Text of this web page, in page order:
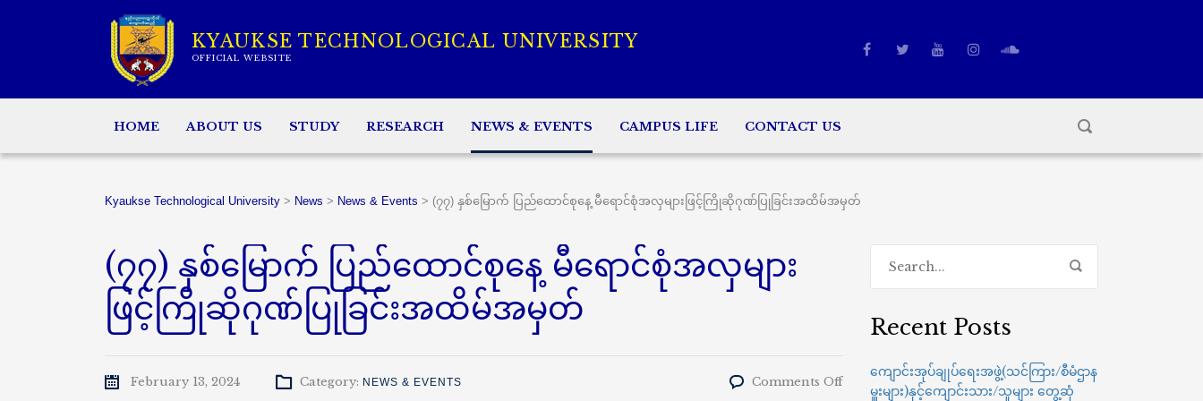
KYAUKSE TECHNOLOGICAL UNIVERSITY
OFFICIAL WEBSITE
HOME ABOUT US STUDY RESEARCH NEWS & EVENTS CAMPUS LIFE CONTACT US
Kyaukse Technological University > News > News & Events > (၇၇) နှစ်မြောက် ပြည်ထောင်စုနေ့ မီရောင်စုံအလှများဖြင့်ကြိုဆိုဂုဏ်ပြုခြင်းအထိမ်အမှတ်
(၇၇) နှစ်မြောက် ပြည်ထောင်စုနေ့ မီရောင်စုံအလှများ
ဖြင့်ကြိုဆိုဂုဏ်ပြုခြင်းအထိမ်အမှတ်
February 13, 2024 Category: NEWS & EVENTS Comments Offon
Recent Posts
ကျောင်းအုပ်ချုပ်ရေးအဖွဲ့(သင်ကြား/စီမံဌာန
မှူးများ)နှင့်ကျောင်းသား/သူများ တွေ့ဆုံ